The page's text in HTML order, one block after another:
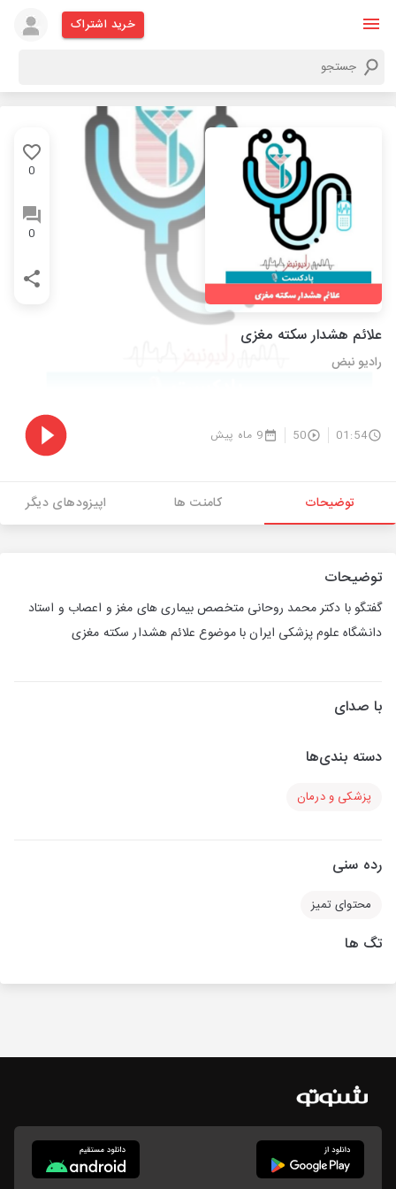
خرید اشتراک
0
0
علائم هشدار سکته مغزی
رادیو نبض
01:54
50 9 ماه پیش
توضیحات کامنت ها اپیزودهای دیگر
توضیحات
گفتگو با دکتر محمد روحانی متخصص بیماری های مغز و اعصاب و استاد
دانشگاه علوم پزشکی ایران با موضوع علائم هشدار سکته مغزی
با صدای
دسته بندی‌ها
پزشکی و درمان
رده سنی
محتوای تمیز
تگ ها